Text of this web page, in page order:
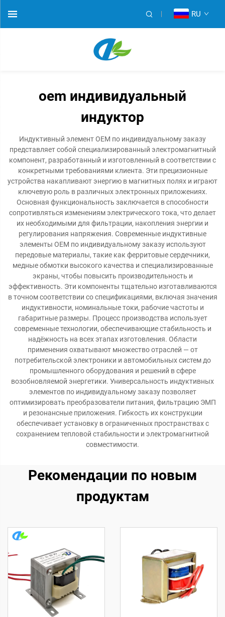
RU
oem индивидуальный
индуктор
Индуктивный элемент OEM по индивидуальному заказу
представляет собой специализированный электромагнитный
компонент, разработанный и изготовленный в соответствии с
конкретными требованиями клиента. Эти прецизионные
устройства накапливают энергию в магнитных полях и играют
ключевую роль в различных электронных приложениях.
Основная функциональность заключается в способности
сопротивляться изменениям электрического тока, что делает
их необходимыми для фильтрации, накопления энергии и
регулирования напряжения. Современные индуктивные
элементы OEM по индивидуальному заказу используют
передовые материалы, такие как ферритовые сердечники,
медные обмотки высокого качества и специализированные
экраны, чтобы повысить производительность и
эффективность. Эти компоненты тщательно изготавливаются
в точном соответствии со спецификациями, включая значения
индуктивности, номинальные токи, рабочие частоты и
габаритные размеры. Процесс производства использует
современные технологии, обеспечивающие стабильность и
надёжность на всех этапах изготовления. Области
применения охватывают множество отраслей — от
потребительской электроники и автомобильных систем до
промышленного оборудования и решений в сфере
возобновляемой энергетики. Универсальность индуктивных
элементов по индивидуальному заказу позволяет
оптимизировать преобразователи питания, фильтрацию ЭМП
и резонансные приложения. Гибкость их конструкции
обеспечивает установку в ограниченных пространствах с
сохранением тепловой стабильности и электромагнитной
совместимости.
Рекомендации по новым
продуктам